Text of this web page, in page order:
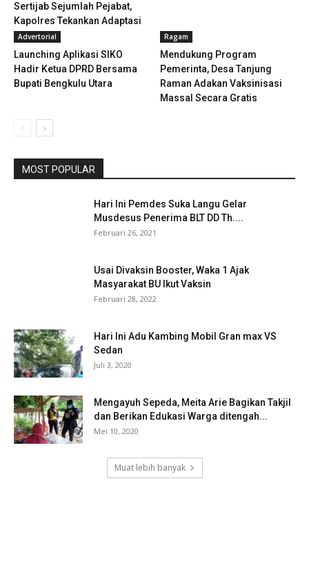
Sertijab Sejumlah Pejabat,
Kapolres Tekankan Adaptasi
dan...
Advertorial
Launching Aplikasi SIKO
Hadir Ketua DPRD Bersama
Bupati Bengkulu Utara
Ragam
Mendukung Program
Pemerinta, Desa Tanjung
Raman Adakan Vaksinisasi
Massal Secara Gratis
MOST POPULAR
Hari Ini Pemdes Suka Langu Gelar
Musdesus Penerima BLT DD Th....
Februari 26, 2021
Usai Divaksin Booster, Waka 1 Ajak
Masyarakat BU Ikut Vaksin
Februari 28, 2022
Hari Ini Adu Kambing Mobil Gran max VS
Sedan
Juli 3, 2020
Mengayuh Sepeda, Meita Arie Bagikan Takjil
dan Berikan Edukasi Warga ditengah...
Mei 10, 2020
Muat lebih banyak